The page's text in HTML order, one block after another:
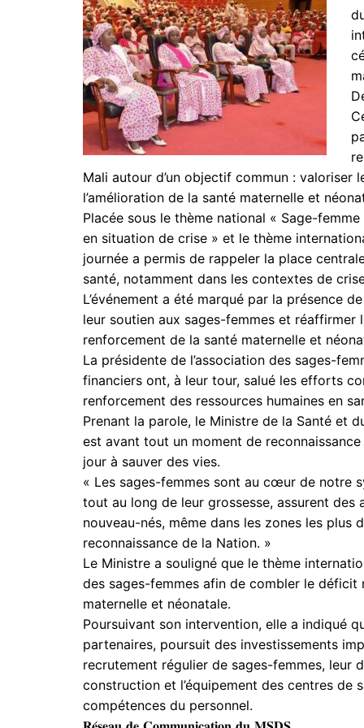
Mali autour d’un objectif commun : valoriser
l’amélioration de la santé maternelle et
Placée sous le thème national « Sage-
en situation de crise » et le thème
journée a permis de rappeler la place
santé, notamment dans les contextes de
L’événement a été marqué par la présence
leur soutien aux sages-femmes et
renforcement de la santé maternelle et
La présidente de l’association des sages-
financiers ont, à leur tour, salué les efforts
renforcement des ressources humaines en
Prenant la parole, le Ministre de la Santé et
est avant tout un moment de
jour à sauver des vies.
« Les sages-femmes sont au cœur de notre
tout au long de leur grossesse, assurent
nouveau-nés, même dans les zones les plus
reconnaissance de la Nation. »
Le Ministre a souligné que le thème
des sages-femmes afin de combler le
maternelle et néonatale.
Poursuivant son intervention, elle a indiqué
partenaires, poursuit des investissements
recrutement régulier de sages-femmes, leur
construction et l’équipement des centres de
compétences du personnel.